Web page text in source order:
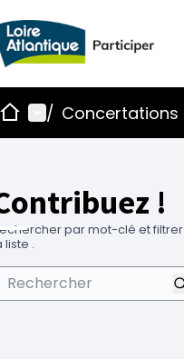
AccueilMenu principal
/ Concertations
!
par mot-clé et filtrer
liste .